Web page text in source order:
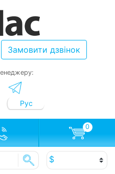
Замовити дзвінок
Рус
0